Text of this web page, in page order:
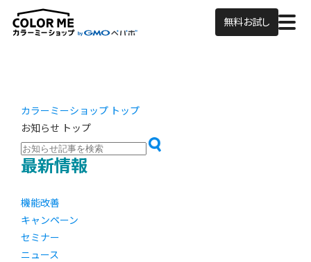
無料お試し
カラーミーショップ トップ
お知らせ トップ
最新情報
機能改善
キャンペーン
セミナー
ニュース